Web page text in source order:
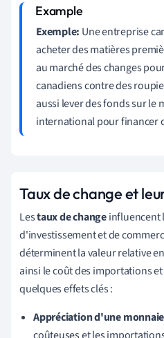
Exemple: Une entreprise
acheter des matières
au marché des changes
canadiens contre des
aussi lever des fonds sur le
international pour financer
Taux de change et
Lestaux de changeinfluencent
d'investissement et de
déterminent la valeur relative
ainsi le coût des importations
quelques effets clés :
Appréciation d'une monnaie